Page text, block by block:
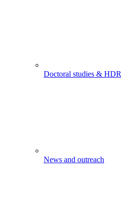
Doctoral studies & HDR
News and outreach